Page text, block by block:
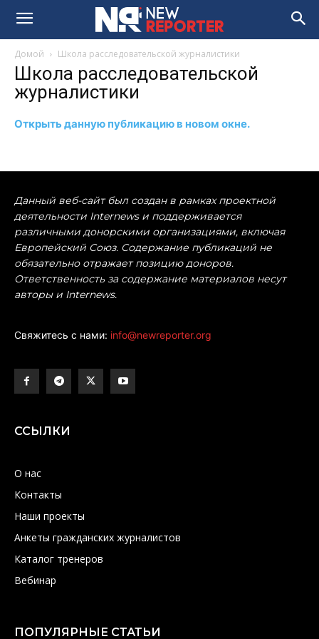
Домой Школа расследовательской журналистики
Школа расследовательской
журналистики
Открыть данную публикацию в новом окне.
Данный веб-сайт был создан в рамках проектной
деятельности Internews и поддерживается
различными донорскими организациями, включая
Европейский Союз. Содержание публикаций не
обязательно отражает позицию доноров.
Ответственность за содержание материалов несут
авторы и Internews.
Свяжитесь с нами: info@newreporter.org
ССЫЛКИ
О нас
Контакты
Наши проекты
Анкеты гражданских журналистов
Каталог тренеров
Вебинар
ПОПУЛЯРНЫЕ СТАТЬИ